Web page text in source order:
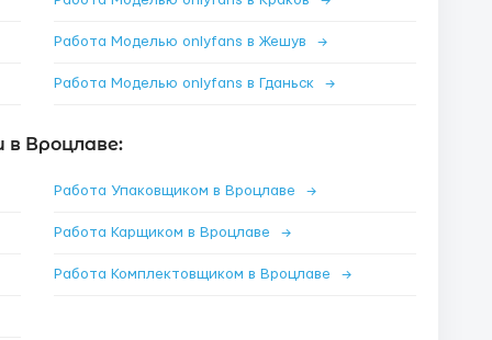
Работа Моделью onlyfans в Жешув →
Работа Моделью onlyfans в Гданьск →
Вроцлаве:
Работа Упаковщиком в Вроцлаве →
Работа Карщиком в Вроцлаве →
Работа Комплектовщиком в Вроцлаве →